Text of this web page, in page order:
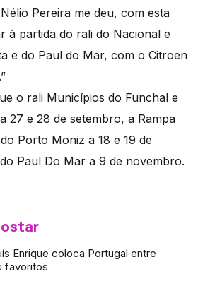
Pereira me deu, com esta
à partida do rali do Nacional e
e do Paul do Mar, com o Citroen
o rali Municípios do Funchal e
27 e 28 de setembro, a Rampa
Porto Moniz a 18 e 19 de
Paul Do Mar a 9 de novembro.
Enrique coloca Portugal entre
favoritos